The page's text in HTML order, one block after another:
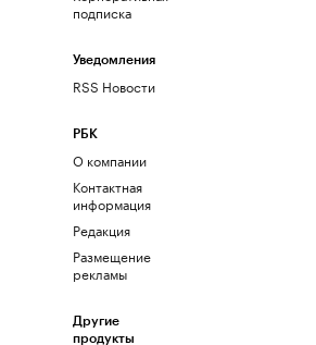
подписка
Уведомления
RSS Новости
РБК
О компании
Контактная
информация
Редакция
Размещение
рекламы
Другие
продукты